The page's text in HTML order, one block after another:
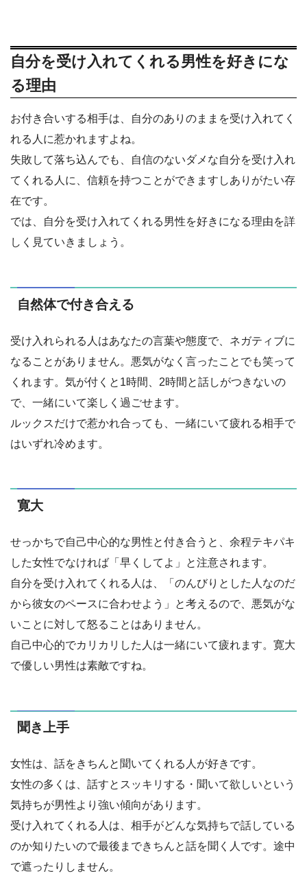
自分を受け入れてくれる男性を好きにな
る理由
お付き合いする相手は、自分のありのままを受け入れてく
れる人に惹かれますよね。
失敗して落ち込んでも、自信のないダメな自分を受け入れ
てくれる人に、信頼を持つことができますしありがたい存
在です。
では、自分を受け入れてくれる男性を好きになる理由を詳
しく見ていきましょう。
自然体で付き合える
受け入れられる人はあなたの言葉や態度で、ネガティブに
なることがありません。悪気がなく言ったことでも笑って
くれます。気が付くと1時間、2時間と話しがつきないの
で、一緒にいて楽しく過ごせます。
ルックスだけで惹かれ合っても、一緒にいて疲れる相手で
はいずれ冷めます。
寛大
せっかちで自己中心的な男性と付き合うと、余程テキパキ
した女性でなければ「早くしてよ」と注意されます。
自分を受け入れてくれる人は、「のんびりとした人なのだ
から彼女のペースに合わせよう」と考えるので、悪気がな
いことに対して怒ることはありません。
自己中心的でカリカリした人は一緒にいて疲れます。寛大
で優しい男性は素敵ですね。
聞き上手
女性は、話をきちんと聞いてくれる人が好きです。
女性の多くは、話すとスッキリする・聞いて欲しいという
気持ちが男性より強い傾向があります。
受け入れてくれる人は、相手がどんな気持ちで話している
のか知りたいので最後まできちんと話を聞く人です。途中
で遮ったりしません。